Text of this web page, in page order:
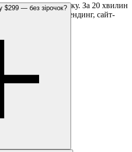
задачу на дзвінку. За 20 хвилин
ваш випадок: лендинг, сайт-
$299 — без зірочок?